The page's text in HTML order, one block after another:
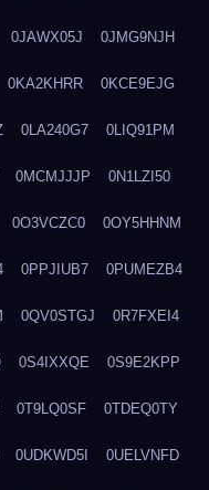
0JAWX05J 0JMG9NJH
0KA2KHRR 0KCE9EJG
0LA240G7 0LIQ91PM
0MCMJJJP 0N1LZI50
0O3VCZC0 0OY5HHNM
0PPJIUB7 0PUMEZB4
0QV0STGJ 0R7FXEI4
0S4IXXQE 0S9E2KPP
0T9LQ0SF 0TDEQ0TY
0UDKWD5I 0UELVNFD